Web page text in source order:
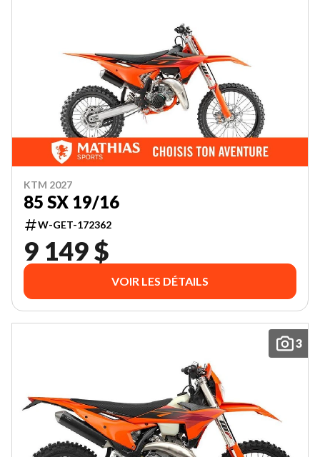
KTM 2027
85 SX 19/16
W-GET-172362
9 149 $
VOIR LES DÉTAILS
3